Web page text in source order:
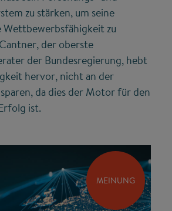
zu stärken, um seine
zu
der oberste
der Bundesregierung, hebt
hervor, nicht an der
da dies der Motor für den
ist.
MEINUNG